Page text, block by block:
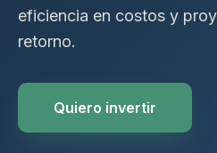
eficiencia en costos y
retorno.
Quiero invertir